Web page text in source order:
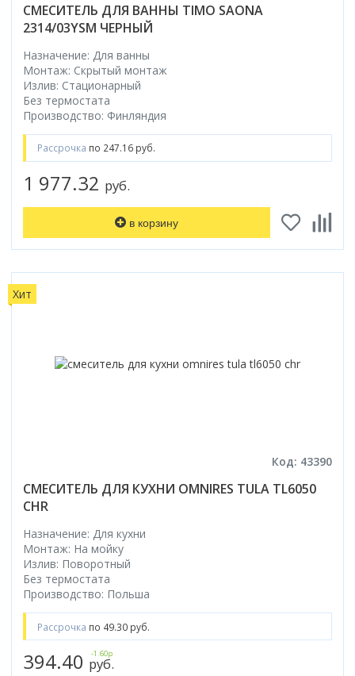
СМЕСИТЕЛЬ ДЛЯ ВАННЫ TIMO SAONA
2314/03YSM ЧЕРНЫЙ
Назначение: Для ванны
Монтаж: Скрытый монтаж
Излив: Стационарный
Без термостата
Производство: Финляндия
Рассрочка по 247.16 руб.
1 977.32 руб.
в корзину
Хит
Код: 43390
СМЕСИТЕЛЬ ДЛЯ КУХНИ OMNIRES TULA TL6050
CHR
Назначение: Для кухни
Монтаж: На мойку
Излив: Поворотный
Без термостата
Производство: Польша
Рассрочка по 49.30 руб.
394.40 руб.
-1.60р